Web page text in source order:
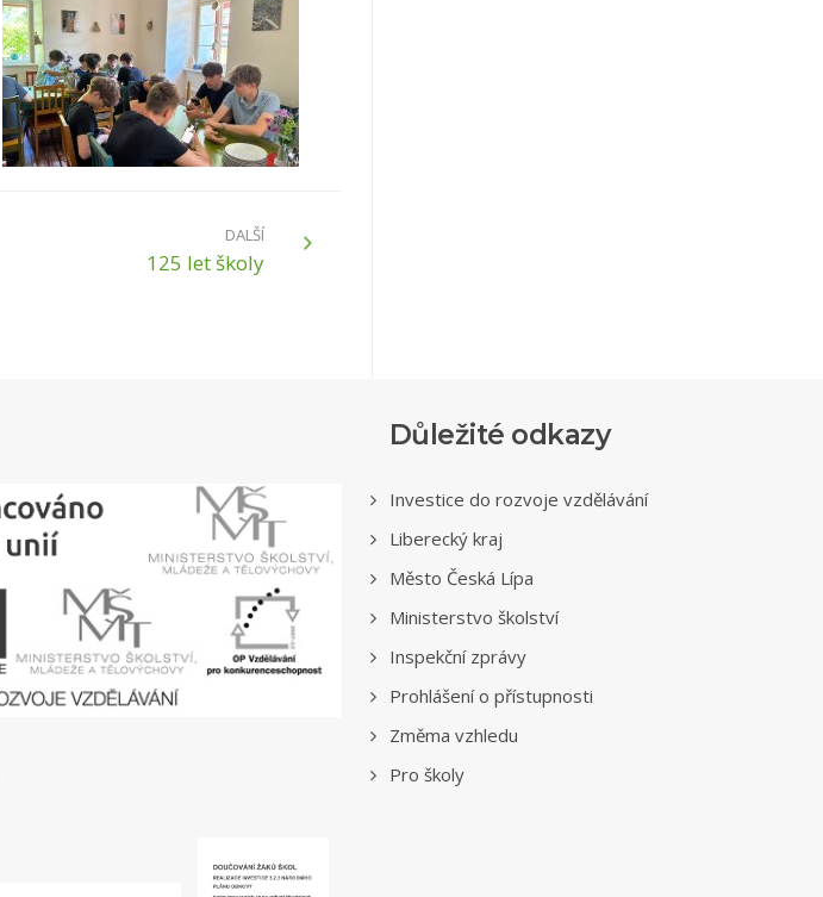
DALŠÍ
125 let školy
Důležité odkazy
Investice do rozvoje vzdělávání
Liberecký kraj
Město Česká Lípa
Ministerstvo školství
Inspekční zprávy
Prohlášení o přístupnosti
Změma vzhledu
Pro školy